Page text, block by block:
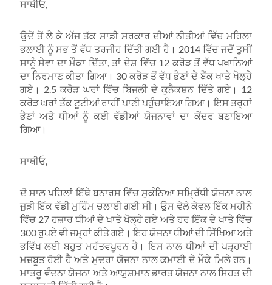
ਸਾਥੀਓ,
ਉਦੋਂ ਤੋਂ ਲੈ ਕੇ ਅੱਜ ਤੱਕ ਸਾਡੀ ਸਰਕਾਰ ਦੀਆਂ ਨੀਤੀਆਂ ਵਿੱਚ ਮਹਿਲਾ
ਭਲਾਈ ਨੂੰ ਸਭ ਤੋਂ ਵੱਧ ਤਰਜੀਹ ਦਿੱਤੀ ਗਈ ਹੈ। 2014 ਵਿੱਚ ਜਦੋਂ ਤੁਸੀਂ
ਸਾਨੂੰ ਸੇਵਾ ਦਾ ਮੌਕਾ ਦਿੱਤਾ, ਤਾਂ ਦੇਸ਼ ਵਿੱਚ 12 ਕਰੋੜ ਤੋਂ ਵੱਧ ਪਖਾਨਿਆਂ
ਦਾ ਨਿਰਮਾਣ ਕੀਤਾ ਗਿਆ। 30 ਕਰੋੜ ਤੋਂ ਵੱਧ ਭੈਣਾਂ ਦੇ ਬੈਂਕ ਖਾਤੇ ਖੋਲ੍ਹੇ
ਗਏ। 2.5 ਕਰੋੜ ਘਰਾਂ ਵਿੱਚ ਬਿਜਲੀ ਦੇ ਕੁਨੈਕਸ਼ਨ ਦਿੱਤੇ ਗਏ। 12
ਕਰੋੜ ਘਰਾਂ ਤੱਕ ਟੂਟੀਆਂ ਰਾਹੀਂ ਪਾਣੀ ਪਹੁੰਚਾਇਆ ਗਿਆ। ਇਸ ਤਰ੍ਹਾਂ
ਭੈਣਾਂ ਅਤੇ ਧੀਆਂ ਨੂੰ ਕਈ ਵੱਡੀਆਂ ਯੋਜਨਾਵਾਂ ਦਾ ਕੇਂਦਰ ਬਣਾਇਆ
ਗਿਆ।
ਸਾਥੀਓ,
ਦੋ ਸਾਲ ਪਹਿਲਾਂ ਇੱਥੇ ਬਨਾਰਸ ਵਿੱਚ ਸੁਕੰਨਿਆ ਸਮ੍ਰਿੱਧੀ ਯੋਜਨਾ ਨਾਲ
ਜੁੜੀ ਇੱਕ ਵੱਡੀ ਮੁਹਿੰਮ ਚਲਾਈ ਗਈ ਸੀ। ਉਸ ਵੇਲੇ ਕੇਵਲ ਇੱਕ ਮਹੀਨੇ
ਵਿੱਚ 27 ਹਜ਼ਾਰ ਧੀਆਂ ਦੇ ਖਾਤੇ ਖੋਲ੍ਹੇ ਗਏ ਅਤੇ ਹਰ ਇੱਕ ਦੇ ਖਾਤੇ ਵਿੱਚ
300 ਰੁਪਏ ਵੀ ਜਮ੍ਹਾਂ ਕੀਤੇ ਗਏ। ਇਹ ਯੋਜਨਾ ਧੀਆਂ ਦੀ ਸਿੱਖਿਆ ਅਤੇ
ਭਵਿੱਖ ਲਈ ਬਹੁਤ ਮਹੱਤਵਪੂਰਨ ਹੈ। ਇਸ ਨਾਲ ਧੀਆਂ ਦੀ ਪੜ੍ਹਾਈ
ਮਜ਼ਬੂਤ ਹੋਈ ਹੈ ਅਤੇ ਮੁਦਰਾ ਯੋਜਨਾ ਨਾਲ ਕਮਾਈ ਦੇ ਮੌਕੇ ਮਿਲੇ ਹਨ।
ਮਾਤਰੂ ਵੰਦਨਾ ਯੋਜਨਾ ਅਤੇ ਆਯੁਸ਼ਮਾਨ ਭਾਰਤ ਯੋਜਨਾ ਨਾਲ ਸਿਹਤ ਦੀ